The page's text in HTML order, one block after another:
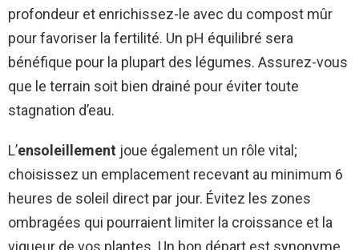
profondeur et enrichissez-le avec du compost mûr
pour favoriser la fertilité. Un pH équilibré sera
bénéfique pour la plupart des légumes. Assurez-vous
que le terrain soit bien drainé pour éviter toute
stagnation d’eau.
L’ensoleillement joue également un rôle vital;
choisissez un emplacement recevant au minimum 6
heures de soleil direct par jour. Évitez les zones
ombragées qui pourraient limiter la croissance et la
vigueur de vos plantes. Un bon départ est synonyme